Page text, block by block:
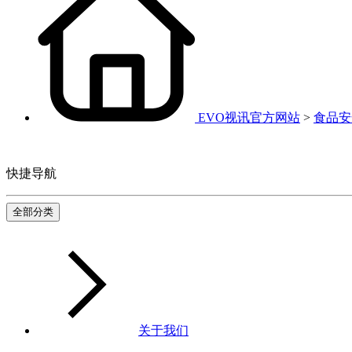
EVO视讯官方网站 > 食品
快捷导航
全部分类
关于我们